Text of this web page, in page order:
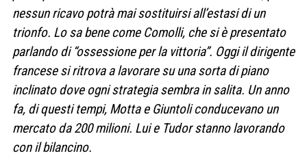
nessun ricavo potrà mai sostituirsi all’estasi di un
trionfo. Lo sa bene come Comolli, che si è presentato
parlando di “ossessione per la vittoria”. Oggi il dirigente
francese si ritrova a lavorare su una sorta di piano
inclinato dove ogni strategia sembra in salita. Un anno
fa, di questi tempi, Motta e Giuntoli conducevano un
mercato da 200 milioni. Lui e Tudor stanno lavorando
con il bilancino.